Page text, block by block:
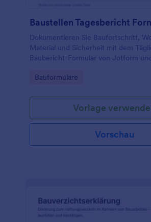
Baustellen Tagesbericht
Dokumentieren Sie Baufortschritt,
Material und Sicherheit mit dem
Baubericht-Formular von Jotform
Bauleitung und Nachunternehmern.
Go to Category:
Bauformulare
Vorlage
Vorschau